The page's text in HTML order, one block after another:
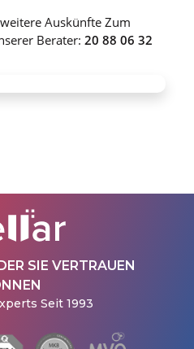
Auskünfte Zum
Berater:20 88 06 32
SIE VERTRAUEN
Seit 1993